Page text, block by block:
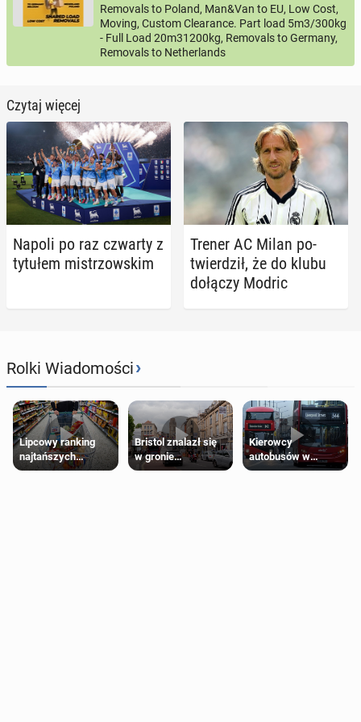
Removals to Poland, Man&Van to EU, Low Cost,
Moving, Custom Clearance. Part load 5m3/300kg
- Full Load 20m31200kg, Removals to Germany,
Removals to Netherlands
Czytaj więcej
Napoli po raz czwarty z
tytułem mi­strzow­skim
Trener AC Milan po­
twier­dził, że do klubu
dołączy Modric
Rolki Wiadomości›
Lipcowy ranking
najtańszych
supermarketów
Bristol znalazł się
w gronie
najlepszych
Kierowcy
autobusów w
Londynie